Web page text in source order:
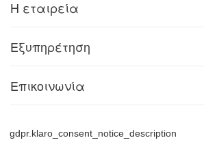
Η εταιρεία
Εξυπηρέτηση
Επικοινωνία
© 2009 - 2026 Fabco.Powered by WebRelink.com
gdpr.klaro_consent_notice_description